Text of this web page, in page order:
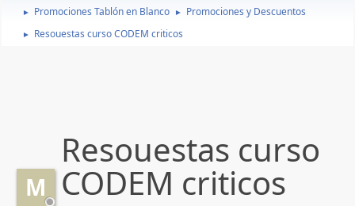
► Promociones Tablón en Blanco ► Promociones y Descuentos
► Resouestas curso CODEM criticos
M
Resouestas curso
CODEM criticos